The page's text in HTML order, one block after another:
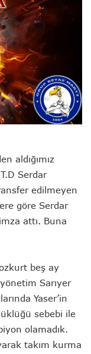
aldığımız
Serdar
edilmeyen
göre Serdar
attı. Buna
beş ay
Sarıyer
Yaser’in
sebebi ile
olamadık.
takım kurma